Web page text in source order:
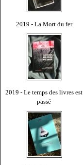
2019 - La Mort du fer
2019 - Le temps des livres est
passé